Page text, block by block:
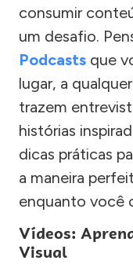
consumir
um desafio.
Podcasts que
lugar, a
trazem
histórias
dicas práticas
a maneira
enquanto você
Vídeos:
Visual